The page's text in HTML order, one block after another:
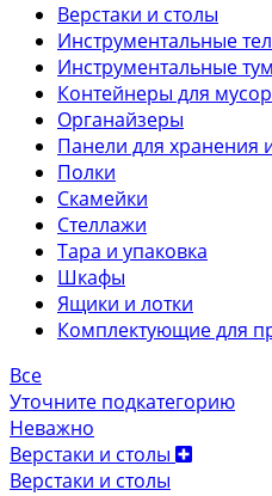
Верстаки и столы
Инструментальные
Инструментальные
Контейнеры для
Органайзеры
Панели для хранения
Полки
Скамейки
Стеллажи
Тара и упаковка
Шкафы
Ящики и лотки
Комплектующие для
Все
Уточните подкатегорию
Неважно
Верстаки и столы
Верстаки и столы